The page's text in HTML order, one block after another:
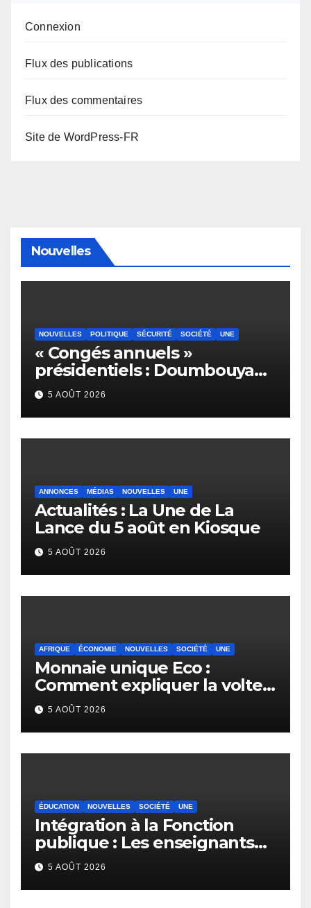
Connexion
Flux des publications
Flux des commentaires
Site de WordPress-FR
Nouvelles
NOUVELLES POLITIQUE SÉCURITÉ SOCIÉTÉ UNE
« Congés annuels »
présidentiels : Doumbouya
s’envole, l’opposition s’agite,
l’armée rassure
5 AOÛT 2026
ANNONCES MÉDIAS NOUVELLES UNE
Actualités : La Une de La
Lance du 5 août en Kiosque
5 AOÛT 2026
AFRIQUE ÉCONOMIE NOUVELLES SOCIÉTÉ UNE
Monnaie unique Eco :
Comment expliquer la volte-
face de la Guinée
5 AOÛT 2026
ÉDUCATION NOUVELLES SOCIÉTÉ UNE
Intégration à la Fonction
publique : Les enseignants
contractuels haussent le ton
et menacent
5 AOÛT 2026